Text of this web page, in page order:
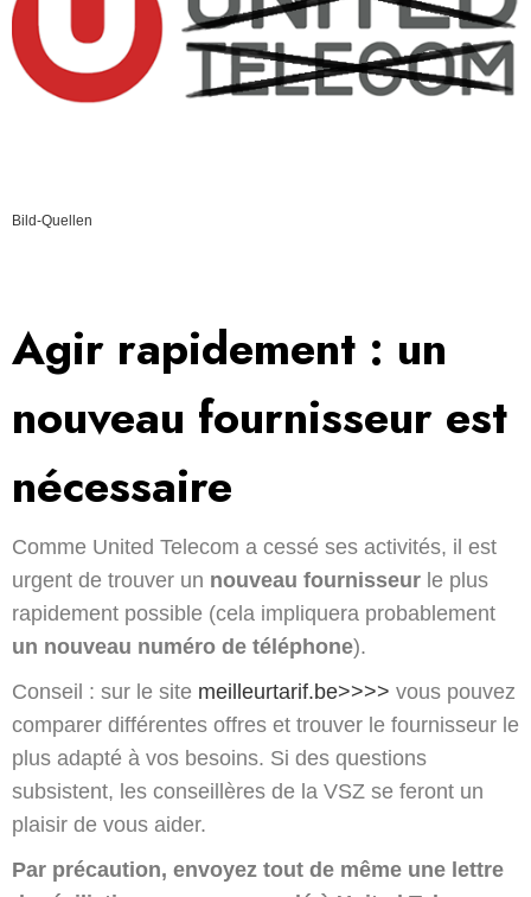
Bild-Quellen
Agir rapidement : un
nouveau fournisseur est
nécessaire
Comme United Telecom a cessé ses activités, il est
urgent de trouver un nouveau fournisseur le plus
rapidement possible (cela impliquera probablement
un nouveau numéro de téléphone).
Conseil : sur le site meilleurtarif.be>>>> vous pouvez
comparer différentes offres et trouver le fournisseur le
plus adapté à vos besoins. Si des questions
subsistent, les conseillères de la VSZ se feront un
plaisir de vous aider.
Par précaution, envoyez tout de même une lettre